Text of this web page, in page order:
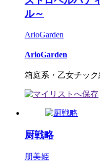
ル～
ArioGarden
ArioGarden
箱庭系・乙女チック
厨戦略
朋美姫